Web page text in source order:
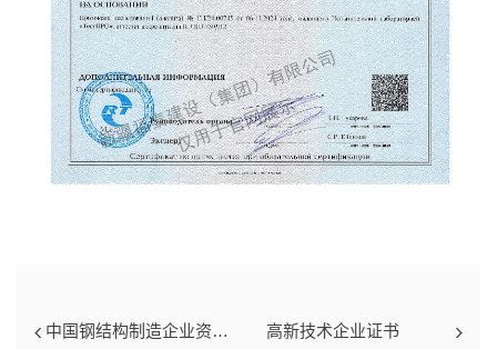
中国钢结构制造企业资质证书 高新技术企业证书